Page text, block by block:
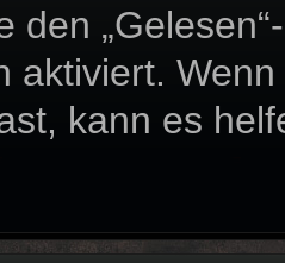
den
aktiviert.
kann es